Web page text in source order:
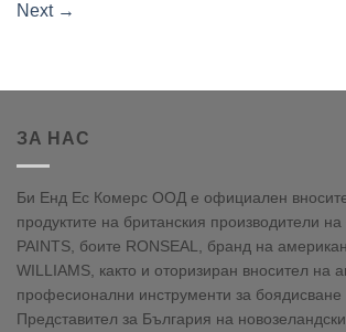
Next →
ЗА НАС
Би Енд Ес Комерс ООД е официален
продуктите на британския производители
PAINTS, боите RONSEAL, бранд на
WILLIAMS, както и оторизиран вносител на
професионални инструменти за боядисване
Представител за България на